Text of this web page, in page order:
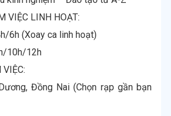
VIỆC LINH HOẠT:
6h (Xoay ca linh hoạt)
10h/12h
Đồng Nai (Chọn rạp gần bạn